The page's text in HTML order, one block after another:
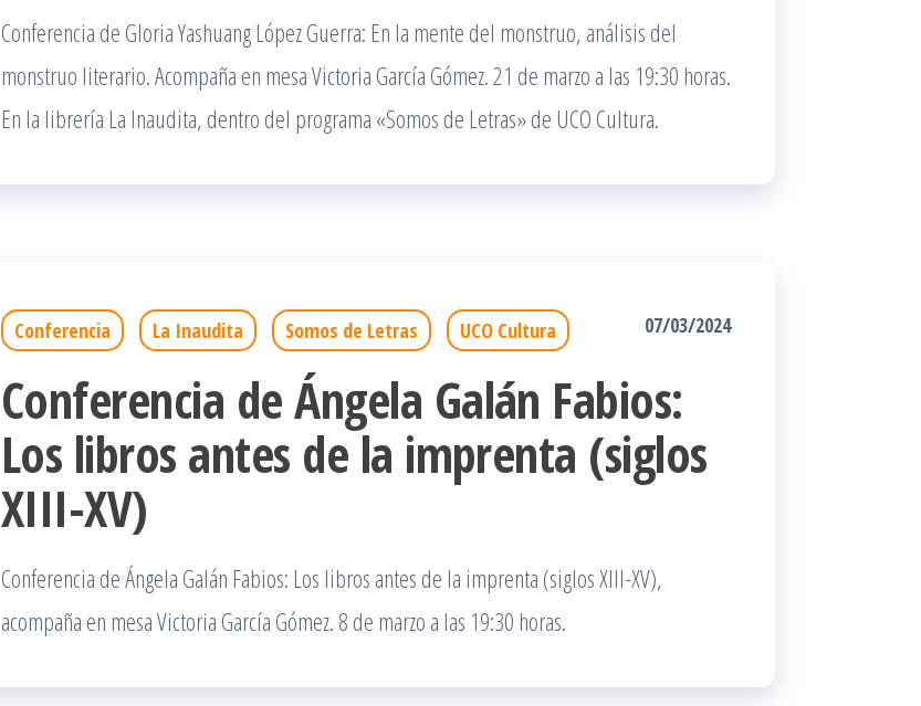
Conferencia de Gloria Yashuang López Guerra: En la mente del monstruo, análisis del
monstruo literario. Acompaña en mesa Victoria García Gómez. 21 de marzo a las 19:30 horas.
En la librería La Inaudita, dentro del programa «Somos de Letras» de UCO Cultura.
Conferencia La Inaudita Somos de Letras UCO Cultura 07/03/2024
Conferencia de Ángela Galán Fabios:
Los libros antes de la imprenta (siglos
XIII-XV)
Conferencia de Ángela Galán Fabios: Los libros antes de la imprenta (siglos XIII-XV),
acompaña en mesa Victoria García Gómez. 8 de marzo a las 19:30 horas.